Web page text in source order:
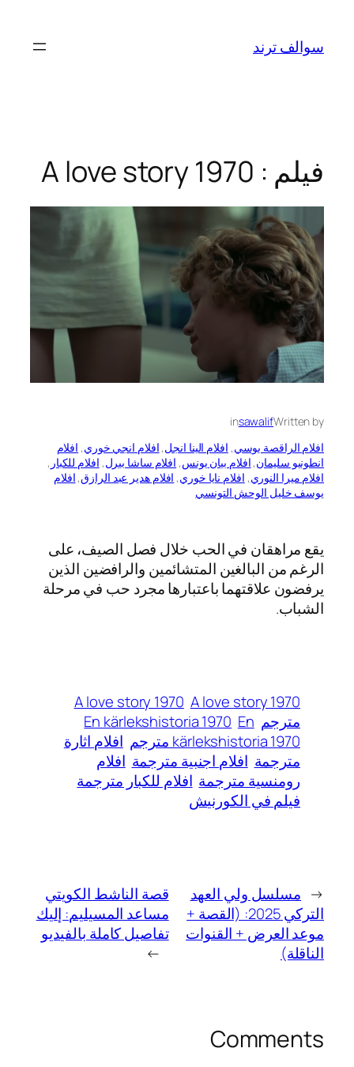
المحتوى
سوالف ترند
فيلم : A love story 1970
Written by
sawalif
in
افلام الراقصة بوسي, افلام الينا انجل, افلام انجي خوري, افلام
انطونيو سليمان, افلام بيان يونس, افلام ساشا بيرل, افلام للكبار ,
افلام ميرا النوري, افلام نايا خوري, افلام هدير عبد الرازق, افلام
يوسف خليل الوحش التونسي
يقع مراهقان في الحب خلال فصل الصيف، على
الرغم من البالغين المتشائمين والرافضين الذين
يرفضون علاقتهما باعتبارها مجرد حب في مرحلة
الشباب.
A love story 1970 A love story 1970
مترجم
En kärlekshistoria 1970 En
kärlekshistoria 1970 مترجم
افلام اثارة
مترجمة افلام اجنبية مترجمة افلام
رومنسية مترجمة افلام للكبار مترجمة
فيلم في الكورنيش
← مسلسل ولي العهد
التركي 2025: (القصة +
موعد العرض + القنوات
الناقلة)
قصة الناشط الكويتي
مساعد المسيليم: إليك
تفاصيل كاملة بالفيديو
→
Comments